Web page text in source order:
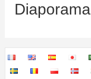
INFORMATIQUE
SERVICE +
NOS TARIFS
Diaporama